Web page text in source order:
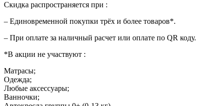
Скидка распространяется при :
– Единовременной покупки трёх и более товаров*.
– При оплате за наличный расчет или оплате по QR коду.
*В акции не участвуют :
Матрасы;
Одежда;
Любые аксессуары;
Ванночки;